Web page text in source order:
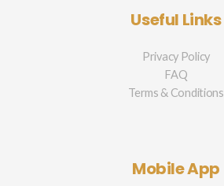
Useful Links
Privacy Policy
FAQ
Terms & Conditions
Mobile App